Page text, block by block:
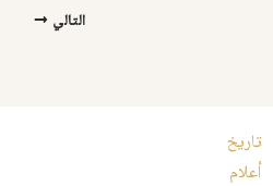
التالي
تاريخ
أعلام